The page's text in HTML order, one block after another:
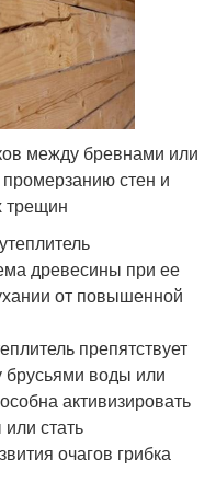
между бревнами или
стен и
трещин
древесины при ее
от повышенной
препятствует
воды или
активизировать
стать
очагов грибка